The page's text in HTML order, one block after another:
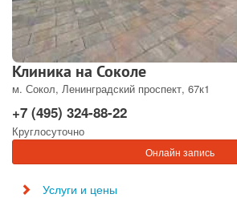
Клиника на Соколе
м. Сокол, Ленинградский проспект, 67к1
+7 (495) 324-88-22
Круглосуточно
Онлайн запись
Услуги и цены